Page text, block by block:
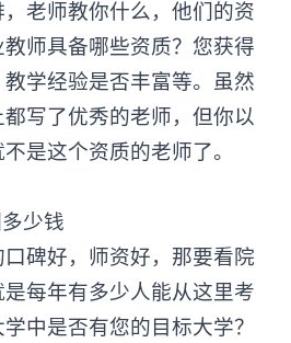
老师教你什么，他们的资
师具备哪些资质？您获得
学经验是否丰富等。虽然
写了优秀的老师，但你以
是这个资质的老师了。
碑好，师资好，那要看院
每年有多少人能从这里考
中是否有您的目标大学？